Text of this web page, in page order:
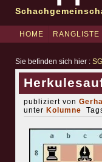
HOME RANGLISTE
Sie befinden sich hier :
publiziert von
unter Kolumne